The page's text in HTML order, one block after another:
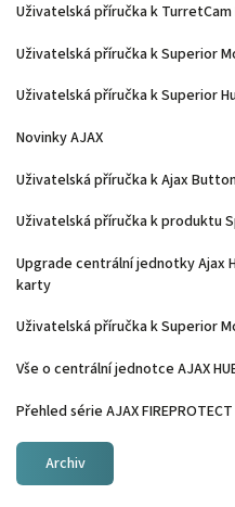
Uživatelská příručka k TurretCam
Uživatelská příručka k Superior
Uživatelská příručka k Superior
Novinky AJAX
Uživatelská příručka k Ajax
Uživatelská příručka k produktu
Upgrade centrální jednotky Ajax
karty
Uživatelská příručka k Superior
Vše o centrální jednotce AJAX
Přehled série AJAX
Archiv